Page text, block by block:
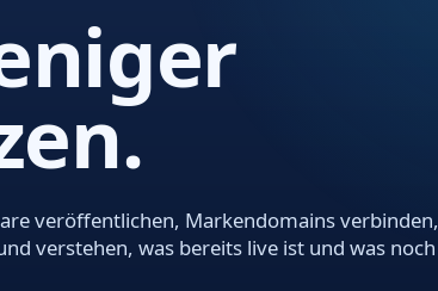
veröffentlichen, Markendomains verbinden,
verstehen, was bereits live ist und was noch